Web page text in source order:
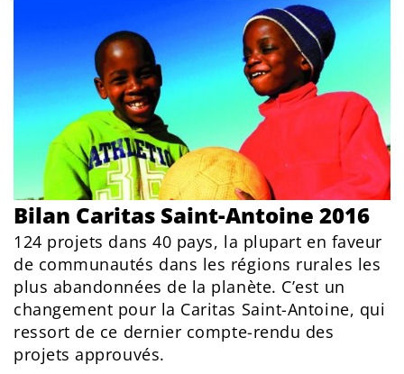
Bilan Caritas Saint-Antoine 2016
124 projets dans 40 pays, la plupart en faveur
de communautés dans les régions rurales les
plus abandonnées de la planète. C’est un
changement pour la Caritas Saint-Antoine, qui
ressort de ce dernier compte-rendu des
projets approuvés.